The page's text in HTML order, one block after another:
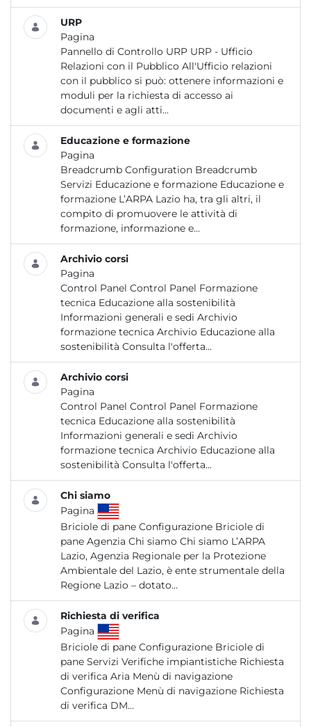
URP
Pagina
Pannello di Controllo URP URP - Ufficio
Relazioni con il Pubblico All'Ufficio relazioni
con il pubblico si può: ottenere informazioni e
moduli per la richiesta di accesso ai
documenti e agli atti...
Educazione e formazione
Pagina
Breadcrumb Configuration Breadcrumb
Servizi Educazione e formazione Educazione e
formazione L’ARPA Lazio ha, tra gli altri, il
compito di promuovere le attività di
formazione, informazione e...
Archivio corsi
Pagina
Control Panel Control Panel Formazione
tecnica Educazione alla sostenibilità
Informazioni generali e sedi Archivio
formazione tecnica Archivio Educazione alla
sostenibilità Consulta l'offerta...
Archivio corsi
Pagina
Control Panel Control Panel Formazione
tecnica Educazione alla sostenibilità
Informazioni generali e sedi Archivio
formazione tecnica Archivio Educazione alla
sostenibilità Consulta l'offerta...
Chi siamo
Pagina
Briciole di pane Configurazione Briciole di
pane Agenzia Chi siamo Chi siamo L’ARPA
Lazio, Agenzia Regionale per la Protezione
Ambientale del Lazio, è ente strumentale della
Regione Lazio – dotato...
Richiesta di verifica
Pagina
Briciole di pane Configurazione Briciole di
pane Servizi Verifiche impiantistiche Richiesta
di verifica Aria Menù di navigazione
Configurazione Menù di navigazione Richiesta
di verifica DM...